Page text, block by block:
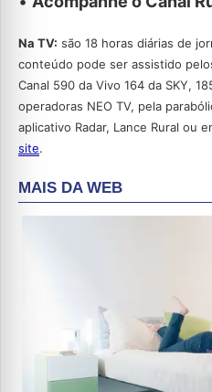
Na TV: são 18 horas diárias de
conteúdo pode ser assistido
Canal 590 da Vivo 164 da SKY,
operadoras NEO TV, pela
aplicativo Radar, Lance Rural ou
site.